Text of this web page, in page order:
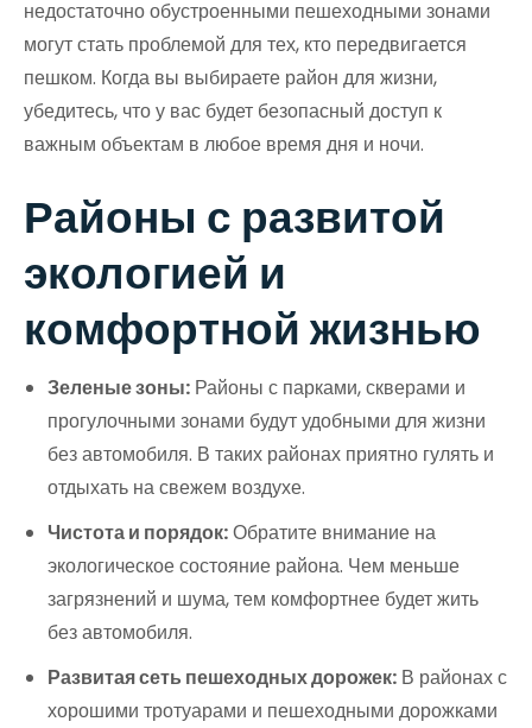
недостаточно обустроенными пешеходными зонами
могут стать проблемой для тех, кто передвигается
пешком. Когда вы выбираете район для жизни,
убедитесь, что у вас будет безопасный доступ к
важным объектам в любое время дня и ночи.
Районы с развитой
экологией и
комфортной жизнью
Зеленые зоны: Районы с парками, скверами и
прогулочными зонами будут удобными для жизни
без автомобиля. В таких районах приятно гулять и
отдыхать на свежем воздухе.
Чистота и порядок:Обратите внимание на
экологическое состояние района. Чем меньше
загрязнений и шума, тем комфортнее будет жить
без автомобиля.
Развитая сеть пешеходных дорожек: В районах с
хорошими тротуарами и пешеходными дорожками